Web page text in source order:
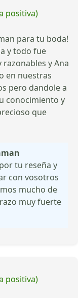
positiva)
para tu boda!
y todo fue
y Ana
en nuestras
pero dandole a
conocimiento y
que
tu reseña y
con vosotros
mucho de
muy fuerte
positiva)